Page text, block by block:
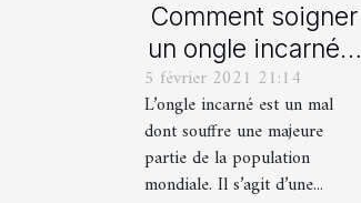
Comment soigner
un ongle incarné à
domicile ?
5 février 2021 21:14
L’ongle incarné est un mal
dont souffre une majeure
partie de la population
mondiale. Il s’agit d’une...